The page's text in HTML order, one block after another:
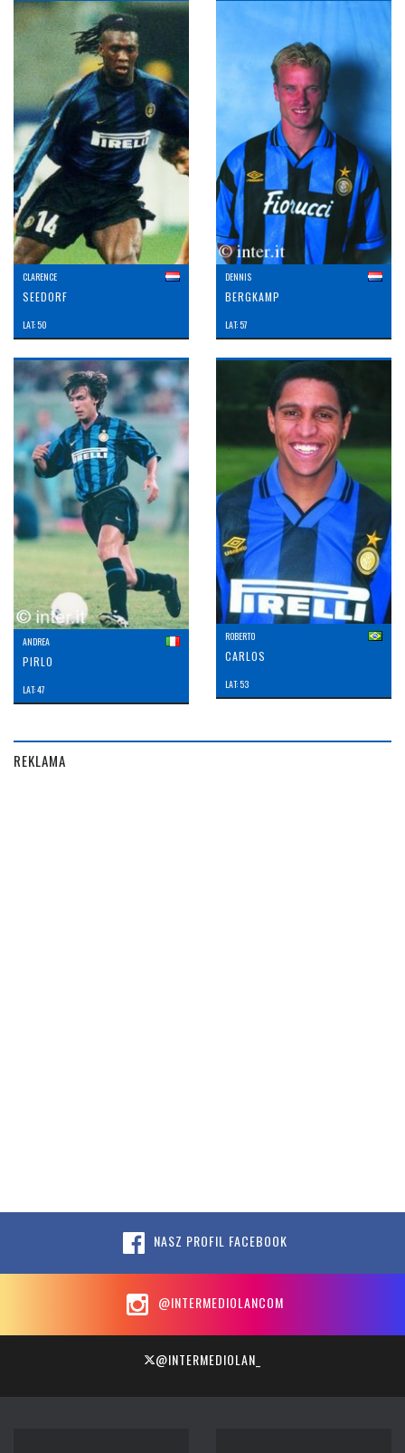
CLARENCE
SEEDORF
LAT: 50
DENNIS
BERGKAMP
LAT: 57
ANDREA
PIRLO
LAT: 47
ROBERTO
CARLOS
LAT: 53
REKLAMA
NASZ PROFIL FACEBOOK
@INTERMEDIOLANCOM
@INTERMEDIOLAN_